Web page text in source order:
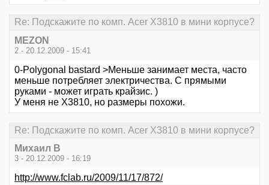
Re: Подскажите по комп. Acer X3810 в мини корпусе?
MEZON
2 - 20.12.2009 - 15:41
0-Polygonal bastard >Меньше занимает места, часто
меньше потребляет электричества. С прямыми
руками - может играть крайзис. )
У меня не X3810, но размеры похожи.
Re: Подскажите по комп. Acer X3810 в мини корпусе?
Михаил В
3 - 20.12.2009 - 16:19
http://www.fclab.ru/2009/11/17/872/